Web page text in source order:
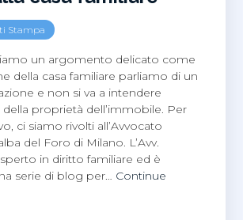
Stampa
un argomento delicato come
della casa familiare parliamo di un
e non si va a intendere
della proprietà dell’immobile. Per
ci siamo rivolti all’Avvocato
del Foro di Milano. L’Avv.
in diritto familiare ed è
serie di blog per… Continue